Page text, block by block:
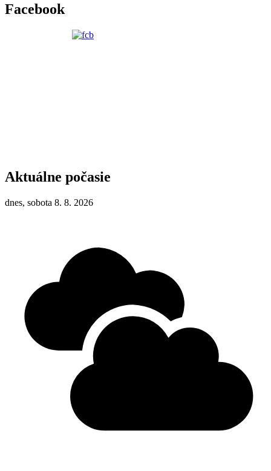
Facebook
Aktuálne počasie
dnes, sobota 8. 8. 2026